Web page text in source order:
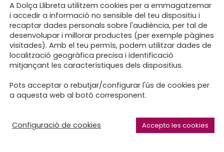
a la casa dels Xuklis
A Dolça Llibreta utilitzem cookies per a emmagatzemar
i accedir a informació no sensible del teu dispositiu i
recaptar dades personals sobre l'audiència, per tal de
desenvolupar i millorar productes (per exemple pàgines
visitades). Amb el teu permís, podem utilitzar dades de
localització geogràfica precisa i identificació
mitjançant les característiques dels dispositius.
Pots acceptar o rebutjar/configurar l'ús de cookies per
a aquesta web al botó corresponent.
Configuració de cookies Accepto les cookies